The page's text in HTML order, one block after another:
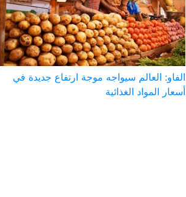
الفاو: العالم سيواجه موجة ارتفاع جديدة في
أسعار المواد الغذائية